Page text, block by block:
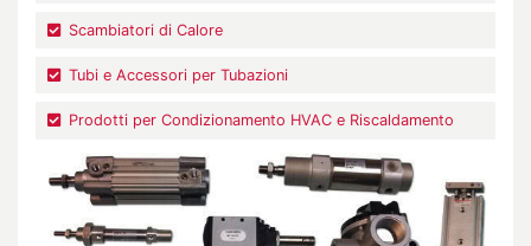
Scambiatori di Calore
Tubi e Accessori per Tubazioni
Prodotti per Condizionamento HVAC e Riscaldamento